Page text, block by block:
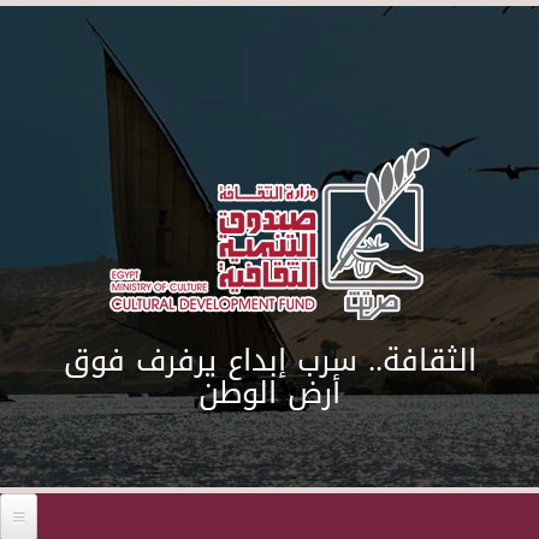
Skip to main content
الثقافة.. سرب إبداع يرفرف فوق
أرض الوطن
Before 01